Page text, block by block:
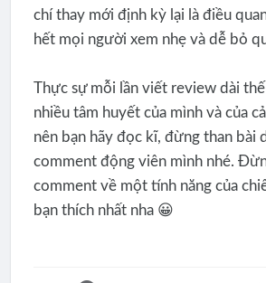
chí thay mới định kỳ lại là điều
hết mọi người xem nhẹ và dễ bỏ
Thực sự mỗi lần viết review dài
nhiều tâm huyết của mình và của
nên bạn hãy đọc kĩ, đừng than bài
comment động viên mình nhé.
comment về một tính năng của
bạn thích nhất nha 😀